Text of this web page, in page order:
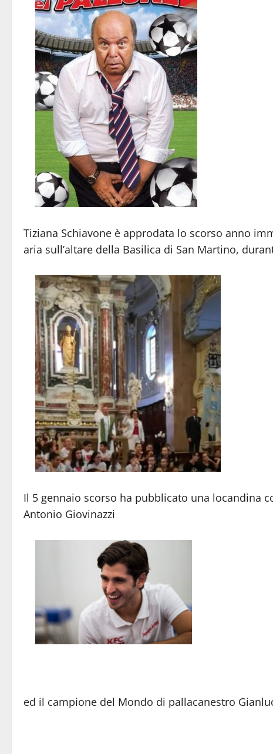
Tiziana Schiavone è approdata lo scorso anno
aria sull’altare della Basilica di San Martino,
Il 5 gennaio scorso ha pubblicato una locandina
Antonio Giovinazzi
ed il campione del Mondo di pallacanestro